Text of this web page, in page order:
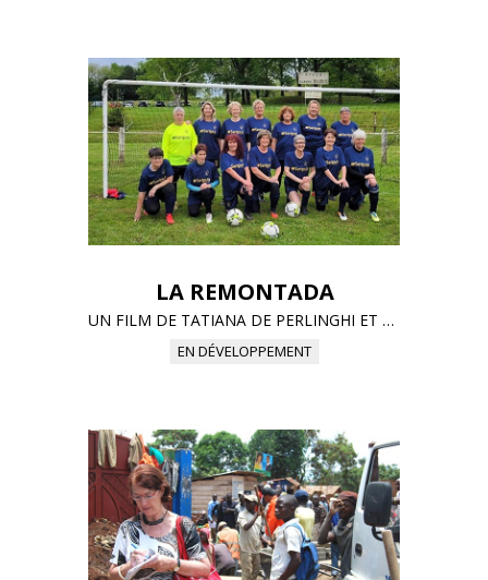
LA REMONTADA
UN FILM DE TATIANA DE PERLINGHI ET ANNE SCHIFFMANN
EN DÉVELOPPEMENT